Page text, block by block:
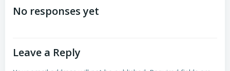
navigation
No responses yet
Leave a Reply